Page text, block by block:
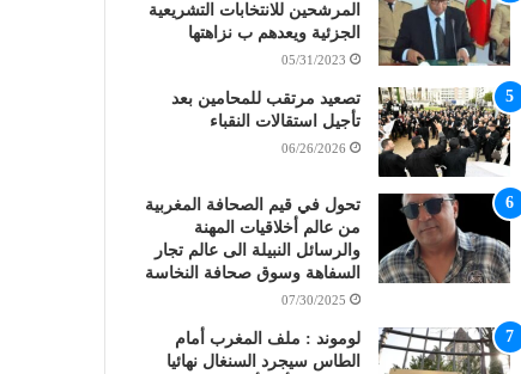
المرشحين للانتخابات التشريعية
الجزئية ويعدهم ب نزاهتها
05/31/2023
تصعيد مرتقب للمحامين بعد
تأجيل استقالات النقباء
06/26/2026
تحول في قيم الصحافة المغربية
من عالم أخلاقيات المهنة
والرسائل النبيلة الى عالم تجار
السفاهة وسوق صحافة النخاسة
07/30/2025
لوموند : ملف المغرب أمام
الطاس سيجرد السنغال نهائيا